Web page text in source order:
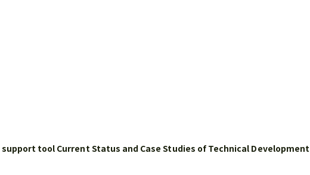
tool Current Status and Case Studies of Technical Development